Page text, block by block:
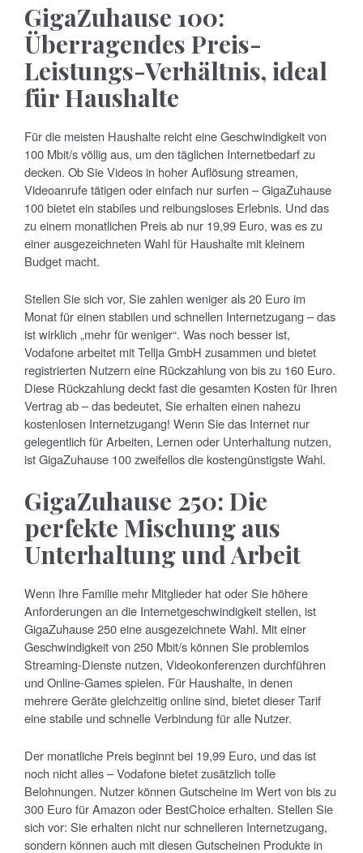
GigaZuhause 100:
Überragendes Preis-
Leistungs-Verhältnis, ideal
für Haushalte
Für die meisten Haushalte reicht eine Geschwindigkeit von
100 Mbit/s völlig aus, um den täglichen Internetbedarf zu
decken. Ob Sie Videos in hoher Auflösung streamen,
Videoanrufe tätigen oder einfach nur surfen – GigaZuhause
100 bietet ein stabiles und reibungsloses Erlebnis. Und das
zu einem monatlichen Preis ab nur 19,99 Euro, was es zu
einer ausgezeichneten Wahl für Haushalte mit kleinem
Budget macht.
Stellen Sie sich vor, Sie zahlen weniger als 20 Euro im
Monat für einen stabilen und schnellen Internetzugang – das
ist wirklich „mehr für weniger“. Was noch besser ist,
Vodafone arbeitet mit Tellja GmbH zusammen und bietet
registrierten Nutzern eine Rückzahlung von bis zu 160 Euro.
Diese Rückzahlung deckt fast die gesamten Kosten für Ihren
Vertrag ab – das bedeutet, Sie erhalten einen nahezu
kostenlosen Internetzugang! Wenn Sie das Internet nur
gelegentlich für Arbeiten, Lernen oder Unterhaltung nutzen,
ist GigaZuhause 100 zweifellos die kostengünstigste Wahl.
GigaZuhause 250: Die
perfekte Mischung aus
Unterhaltung und Arbeit
Wenn Ihre Familie mehr Mitglieder hat oder Sie höhere
Anforderungen an die Internetgeschwindigkeit stellen, ist
GigaZuhause 250 eine ausgezeichnete Wahl. Mit einer
Geschwindigkeit von 250 Mbit/s können Sie problemlos
Streaming-Dienste nutzen, Videokonferenzen durchführen
und Online-Games spielen. Für Haushalte, in denen
mehrere Geräte gleichzeitig online sind, bietet dieser Tarif
eine stabile und schnelle Verbindung für alle Nutzer.
Der monatliche Preis beginnt bei 19,99 Euro, und das ist
noch nicht alles – Vodafone bietet zusätzlich tolle
Belohnungen. Nutzer können Gutscheine im Wert von bis zu
300 Euro für Amazon oder BestChoice erhalten. Stellen Sie
sich vor: Sie erhalten nicht nur schnelleren Internetzugang,
sondern können auch mit diesen Gutscheinen Produkte in